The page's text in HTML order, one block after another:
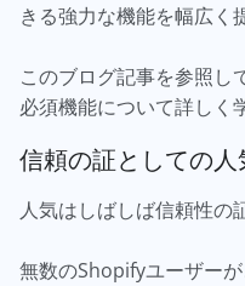
きる強力な機能を幅広く
このブログ記事を参照
必須機能について詳しく
信頼の証としての人
人気はしばしば信頼性の
無数のShopifyユーザー